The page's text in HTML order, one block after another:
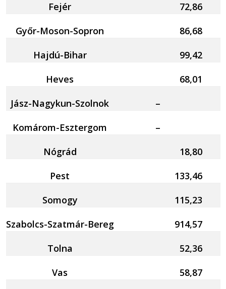
Fejér
72,86
Győr-Moson-Sopron
86,68
Hajdú-Bihar
99,42
Heves
68,01
Jász-Nagykun-Szolnok
–
Komárom-Esztergom
–
Nógrád
18,80
Pest
133,46
Somogy
115,23
Szabolcs-Szatmár-Bereg
914,57
Tolna
52,36
Vas
58,87